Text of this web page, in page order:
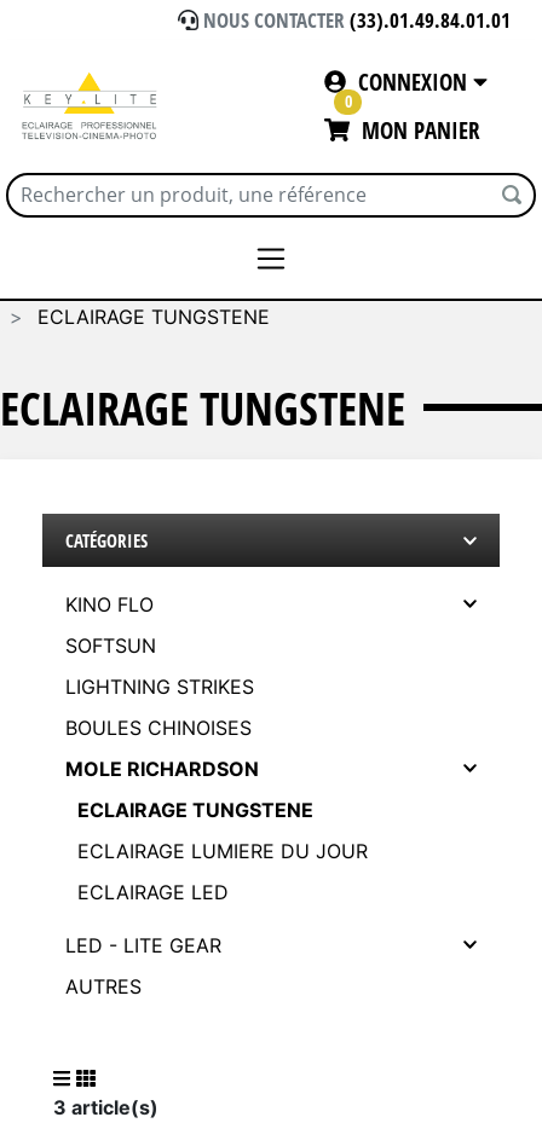
NOUS CONTACTER(33).01.49.84.01.01
CONNEXION
0
MON PANIER
ECLAIRAGE TUNGSTENE
ECLAIRAGE TUNGSTENE
CATÉGORIES
KINO FLO
SOFTSUN
LIGHTNING STRIKES
BOULES CHINOISES
MOLE RICHARDSON
ECLAIRAGE TUNGSTENE
ECLAIRAGE LUMIERE DU JOUR
ECLAIRAGE LED
LED - LITE GEAR
AUTRES
3 article(s)